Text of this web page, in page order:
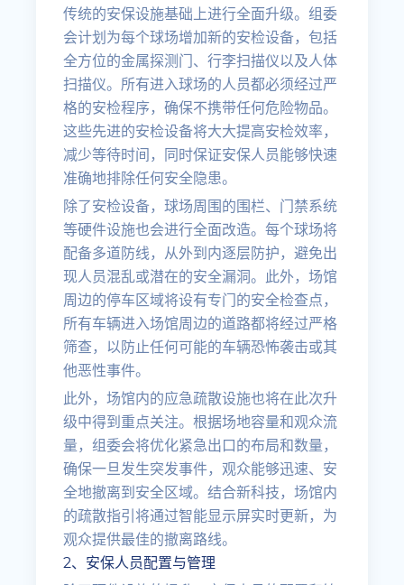
传统的安保设施基础上进行全面升级。组委
会计划为每个球场增加新的安检设备，包括
全方位的金属探测门、行李扫描仪以及人体
扫描仪。所有进入球场的人员都必须经过严
格的安检程序，确保不携带任何危险物品。
这些先进的安检设备将大大提高安检效率，
减少等待时间，同时保证安保人员能够快速
准确地排除任何安全隐患。
除了安检设备，球场周围的围栏、门禁系统
等硬件设施也会进行全面改造。每个球场将
配备多道防线，从外到内逐层防护，避免出
现人员混乱或潜在的安全漏洞。此外，场馆
周边的停车区域将设有专门的安全检查点，
所有车辆进入场馆周边的道路都将经过严格
筛查，以防止任何可能的车辆恐怖袭击或其
他恶性事件。
此外，场馆内的应急疏散设施也将在此次升
级中得到重点关注。根据场地容量和观众流
量，组委会将优化紧急出口的布局和数量，
确保一旦发生突发事件，观众能够迅速、安
全地撤离到安全区域。结合新科技，场馆内
的疏散指引将通过智能显示屏实时更新，为
观众提供最佳的撤离路线。
2、安保人员配置与管理